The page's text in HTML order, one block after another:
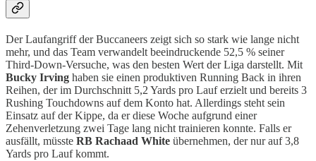
Der Laufangriff der Buccaneers zeigt sich so stark wie lange nicht
mehr, und das Team verwandelt beeindruckende 52,5 % seiner
Third-Down-Versuche, was den besten Wert der Liga darstellt. Mit
Bucky Irving haben sie einen produktiven Running Back in ihren
Reihen, der im Durchschnitt 5,2 Yards pro Lauf erzielt und bereits 3
Rushing Touchdowns auf dem Konto hat. Allerdings steht sein
Einsatz auf der Kippe, da er diese Woche aufgrund einer
Zehenverletzung zwei Tage lang nicht trainieren konnte. Falls er
ausfällt, müsste RB Rachaad White übernehmen, der nur auf 3,8
Yards pro Lauf kommt.